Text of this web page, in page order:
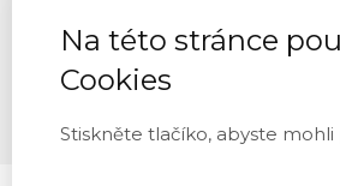
Informace
rozhodnutí
V
Na této stránce
Cookies
Stiskněte tlačíko, abyste mohli